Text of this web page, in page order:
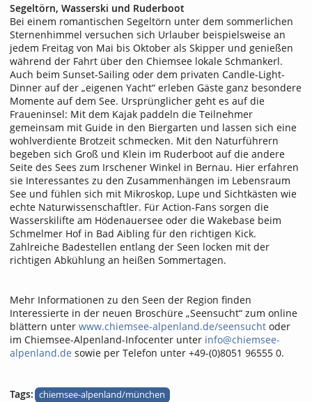
Segeltörn, Wasserski und Ruderboot
Bei einem romantischen Segeltörn unter dem sommerlichen
Sternenhimmel versuchen sich Urlauber beispielsweise an
jedem Freitag von Mai bis Oktober als Skipper und genießen
während der Fahrt über den Chiemsee lokale Schmankerl.
Auch beim Sunset-Sailing oder dem privaten Candle-Light-
Dinner auf der „eigenen Yacht“ erleben Gäste ganz besondere
Momente auf dem See. Ursprünglicher geht es auf die
Fraueninsel: Mit dem Kajak paddeln die Teilnehmer
gemeinsam mit Guide in den Biergarten und lassen sich eine
wohlverdiente Brotzeit schmecken. Mit den Naturführern
begeben sich Groß und Klein im Ruderboot auf die andere
Seite des Sees zum Irschener Winkel in Bernau. Hier erfahren
sie Interessantes zu den Zusammenhängen im Lebensraum
See und fühlen sich mit Mikroskop, Lupe und Sichtkästen wie
echte Naturwissenschaftler. Für Action-Fans sorgen die
Wasserskilifte am Hödenauersee oder die Wakebase beim
Schmelmer Hof in Bad Aibling für den richtigen Kick.
Zahlreiche Badestellen entlang der Seen locken mit der
richtigen Abkühlung an heißen Sommertagen.
Mehr Informationen zu den Seen der Region finden
Interessierte in der neuen Broschüre „Seensucht“ zum online
blättern unter www.chiemsee-alpenland.de/seensucht oder
im Chiemsee-Alpenland-Infocenter unter info@chiemsee-
alpenland.de sowie per Telefon unter +49-(0)8051 96555 0.
Tags: chiemsee-alpenland/münchen